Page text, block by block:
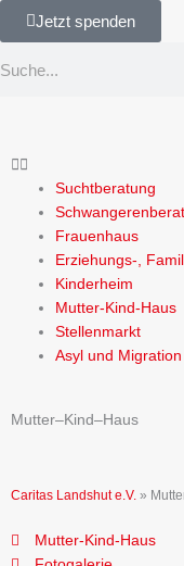
springen
Zum
Jetzt spenden
Suchtberatung
Frauenhaus
Erziehungs-,
Kinderheim
Mutter-Kind-Haus
Stellenmarkt
Asyl und Migration
Mutter–Kind–Haus
Caritas Landshut e.V. »
Mutter-Kind-Haus